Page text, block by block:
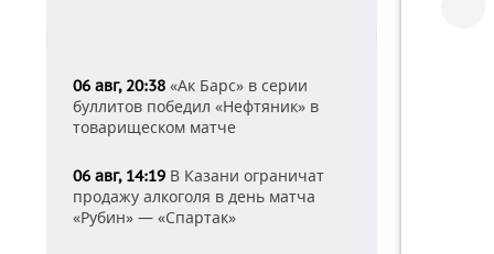
06 авг, 20:38 «Ак Барс» в серии
буллитов победил «Нефтяник» в
товарищеском матче
06 авг, 14:19 В Казани ограничат
продажу алкоголя в день матча
«Рубин» — «Спартак»